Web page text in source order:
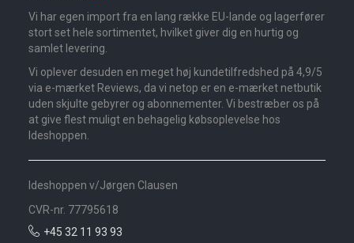
Vi har egen import fra en lang række EU-lande og lagerfører
stort set hele sortimentet, hvilket giver dig en hurtig og
samlet levering.
Vi oplever desuden en meget høj kundetilfredshed på 4,9/5
via e-mærket Reviews, da vi netop er en e-mærket netbutik
uden skjulte gebyrer og abonnementer. Vi bestræber os på
at give flest muligt en behagelig købsoplevelse hos
Ideshoppen.
Ideshoppen v/Jørgen Clausen
CVR-nr. 77795618
+45 32 11 93 93